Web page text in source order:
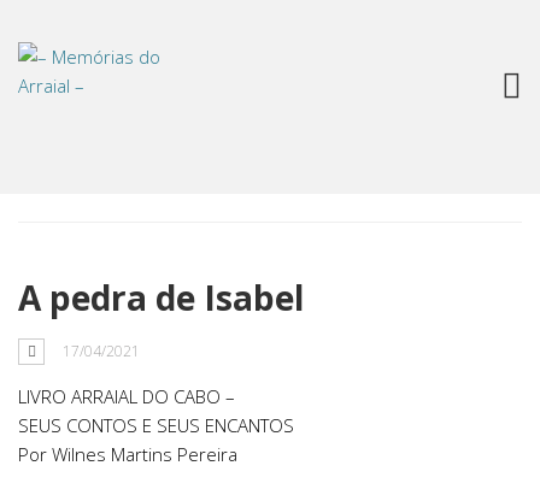
Tag: princesa Isabel
A pedra de Isabel
17/04/2021
LIVRO ARRAIAL DO CABO –
SEUS CONTOS E SEUS ENCANTOS
Por Wilnes Martins Pereira